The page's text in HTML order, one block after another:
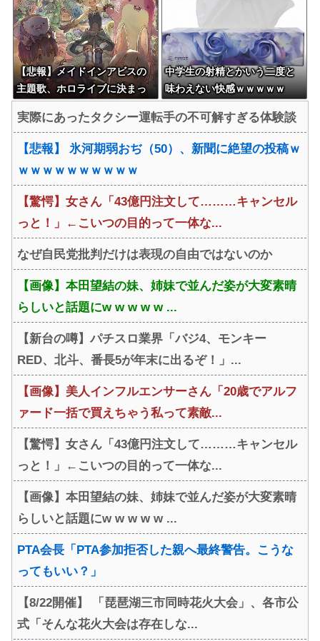
【悲報】メイドインアビスの
主題歌、ホロライブに決まっ
中学生の射精とかいう二度と
味わえない快感ｗｗｗｗｗ
実際にあったタクシー運転手の不可解すぎる体験談
【悲報】 氷河期弱おぢ（50）、新聞に絶望の投稿ｗ
ｗｗｗｗｗｗｗｗｗｗ
【驚愕】女さん「43億円注文して………キャンセル
っと！」←こいつの目的って一体な...
なぜ自民党批判だけは表現の自由ではないのか
【画像】本田望結の妹、姉妹で並んだ姿が大変素晴
らしいと話題にw w w w w ...
【新台の噂】パチスロ業界「バジ4、モンキー
RED、北斗、番長5が年末に出るぞ！」...
【画像】美人インフルエンサーさん「20歳でアルフ
ァード一括で買えちゃう私って素敵...
【驚愕】女さん「43億円注文して………キャンセル
っと！」←こいつの目的って一体な...
【画像】本田望結の妹、姉妹で並んだ姿が大変素晴
らしいと話題にw w w w w ...
PTA会長「PTA参加拒否した親へ最終警告。こうな
ってもいい？」
【8/22開催】 「琵琶湖三市同時花火大会」、各市公
式「そんな花火大会は存在しな...